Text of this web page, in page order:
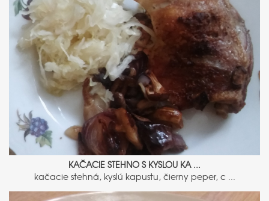
KAČACIE STEHNO S KYSLOU KA ...
kačacie stehná, kyslú kapustu, čierny peper, c ...